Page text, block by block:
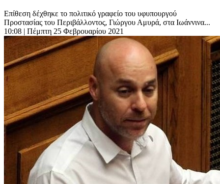
Επίθεση δέχθηκε το πολιτικό γραφείο του υφυπουργού
Προστασίας του Περιβάλλοντος, Γιώργου Αμυρά, στα Ιωάννινα...
10:08 | Πέμπτη 25 Φεβρουαρίου 2021